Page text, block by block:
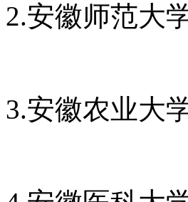
2.安徽师范大
3.安徽农业大